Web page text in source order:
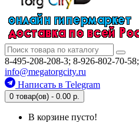
8-495-208-208-3; 8-926-802-70-58;
info@megatorgcity.ru
Написать в Telegram
0 товар(ов) - 0.00 р.
В корзине пусто!